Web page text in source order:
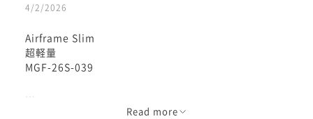
4/2/2026
Airframe Slim
超軽量
MGF-26S-039
基本のスクエアタイプRead more